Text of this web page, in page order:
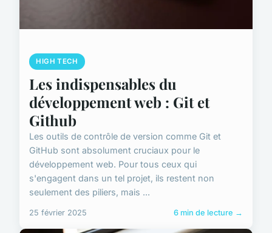
HIGH TECH
Les indispensables du
développement web : Git et
Github
Les outils de contrôle de version comme Git et
GitHub sont absolument cruciaux pour le
développement web. Pour tous ceux qui
s'engagent dans un tel projet, ils restent non
seulement des piliers, mais ...
25 février 2025 6 min de lecture →